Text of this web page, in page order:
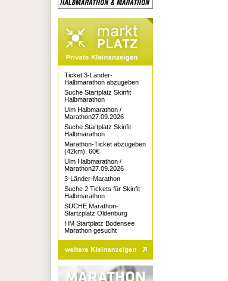
Ticket 3-Länder-
Halbmarathon abzugeben
Suche Startplatz Skinfit
Halbmarathon
Ulm Halbmarathon /
Marathon27.09.2026
Suche Startplatz Skinfit
Halbmarathon
Marathon-Ticket abzugeben
(42km), 60€
Ulm Halbmarathon /
Marathon27.09.2026
3-Länder-Marathon
Suche 2 Tickets für Skinfit
Halbmarathon
SUCHE Marathon-
Startzplatz Oldenburg
HM Startplatz Bodensee
Marathon gesucht